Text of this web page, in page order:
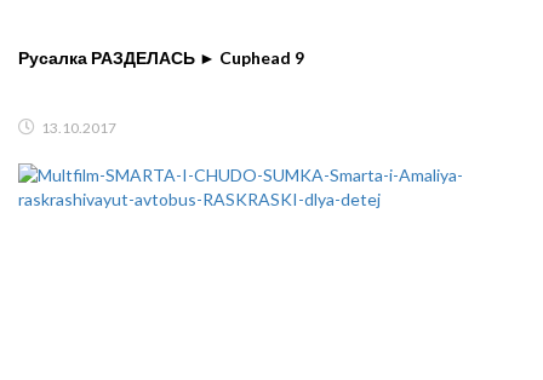
Русалка РАЗДЕЛАСЬ ► Cuphead 9
13.10.2017